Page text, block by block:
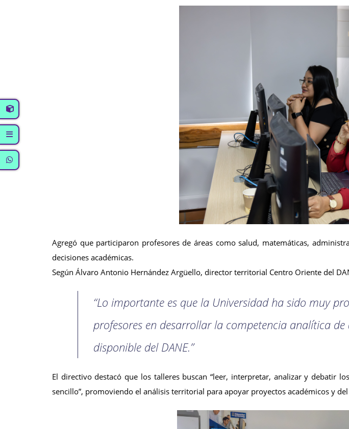
Agregó que participaron profesores de áreas como salud, matemáticas,
decisiones académicas.
Según Álvaro Antonio Hernández Argüello, director territorial Centro Oriente del
“Lo importante es que la Universidad ha sido muy
profesores en desarrollar la competencia analítica
disponible del DANE.”
El directivo destacó que los talleres buscan “leer, interpretar, analizar y debatir
sencillo”, promoviendo el análisis territorial para apoyar proyectos académicos y